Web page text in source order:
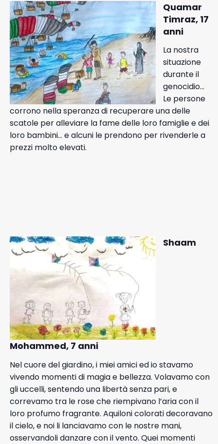
Quamar
Timraz, 17
anni
La nostra
situazione
durante il
genocidio…
Le persone
corrono nella speranza di recuperare una delle
scatole per alleviare la fame delle loro famiglie e dei
loro bambini… e alcuni le prendono per rivenderle a
prezzi molto elevati.
Shaam
Mohammed, 7 anni
Nel cuore del giardino, i miei amici ed io stavamo
vivendo momenti di magia e bellezza. Volavamo con
gli uccelli, sentendo una libertà senza pari, e
correvamo tra le rose che riempivano l’aria con il
loro profumo fragrante. Aquiloni colorati decoravano
il cielo, e noi li lanciavamo con le nostre mani,
osservandoli danzare con il vento. Quei momenti